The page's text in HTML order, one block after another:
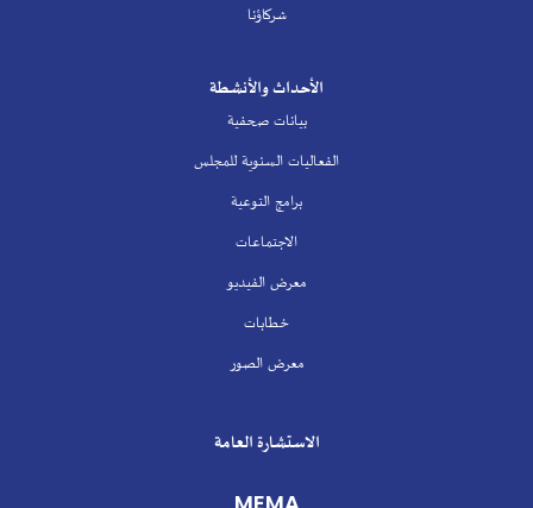
شركاؤنا
الأحداث والأنشطة
بيانات صحفية
الفعاليات السنوية للمجلس
برامج التوعية
الاجتماعات
معرض الفيديو
خطابات
معرض الصور
الاستشارة العامة